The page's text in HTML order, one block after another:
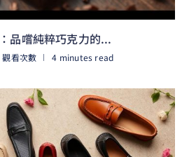
品嚐純粹巧克力的...
觀看次數
4 minutes read